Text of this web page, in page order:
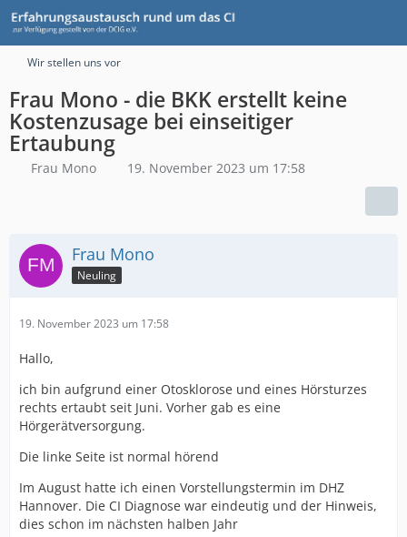
Wir stellen uns vor
Frau Mono - die BKK erstellt keine
Kostenzusage bei einseitiger
Ertaubung
Frau Mono 19. November 2023 um 17:58
Frau Mono
Neuling
19. November 2023 um 17:58
Hallo,
ich bin aufgrund einer Otosklorose und eines Hörsturzes
rechts ertaubt seit Juni. Vorher gab es eine
Hörgerätversorgung.
Die linke Seite ist normal hörend
Im August hatte ich einen Vorstellungstermin im DHZ
Hannover. Die CI Diagnose war eindeutig und der Hinweis,
dies schon im nächsten halben Jahr